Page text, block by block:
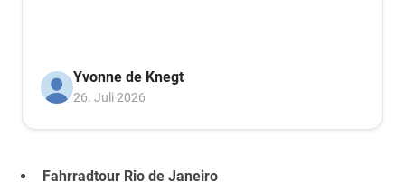
Yvonne de Knegt
26. Juli 2026
Fahrradtour Rio de Janeiro